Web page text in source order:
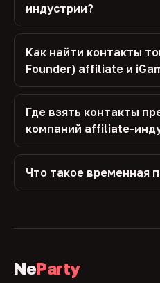
индустрии?
Как найти контакты
Founder) affiliate и
Где взять контакты
компаний affiliate-
Что такое временная
NeParty